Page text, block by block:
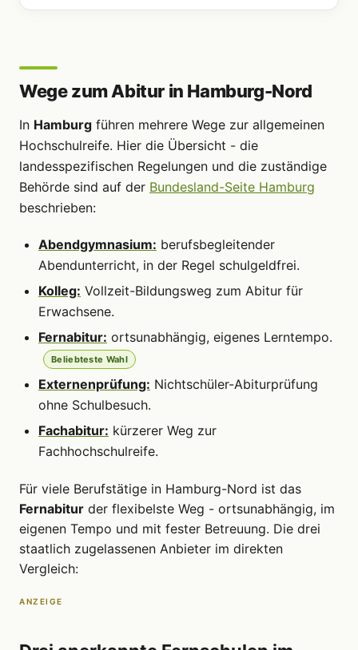
Wege zum Abitur in Hamburg-Nord
In Hamburg führen mehrere Wege zur allgemeinen
Hochschulreife. Hier die Übersicht - die
landesspezifischen Regelungen und die zuständige
Behörde sind auf der Bundesland-Seite Hamburg
beschrieben:
Abendgymnasium: berufsbegleitender
Abendunterricht, in der Regel schulgeldfrei.
Kolleg: Vollzeit-Bildungsweg zum Abitur für
Erwachsene.
Fernabitur: ortsunabhängig, eigenes Lerntempo.
Beliebteste Wahl
Externenprüfung: Nichtschüler-Abiturprüfung
ohne Schulbesuch.
Fachabitur: kürzerer Weg zur
Fachhochschulreife.
Für viele Berufstätige in Hamburg-Nord ist das
Fernabitur der flexibelste Weg - ortsunabhängig, im
eigenen Tempo und mit fester Betreuung. Die drei
staatlich zugelassenen Anbieter im direkten
Vergleich:
ANZEIGE